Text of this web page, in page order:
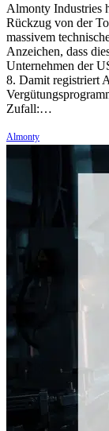
Almonty Industries
Rückzug von der
massivem
Anzeichen, dass
Unternehmen der
8. Damit registriert
Zufall:…
Almonty